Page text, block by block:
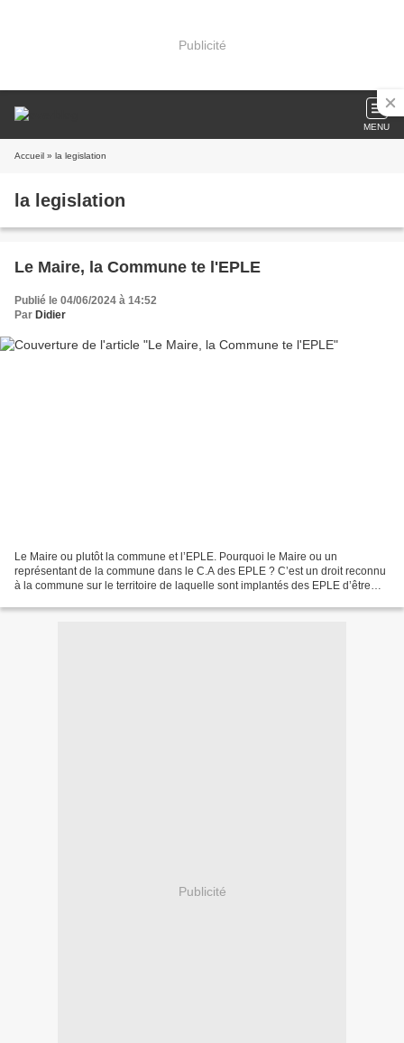
Publicité
MENU
Accueil » la legislation
la legislation
Le Maire, la Commune te l'EPLE
Publié le 04/06/2024 à 14:52
Par Didier
Le Maire ou plutôt la commune et l’EPLE. Pourquoi le Maire ou un
représentant de la commune dans le C.A des EPLE ? C’est un droit reconnu
à la commune sur le territoire de laquelle sont implantés des EPLE d’être
Publicité